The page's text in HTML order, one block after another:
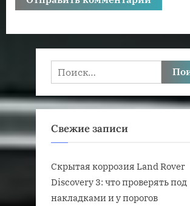
Найти:
Свежие записи
Скрытая коррозия Land Rover
Discovery 3: что проверять под
накладками и у порогов